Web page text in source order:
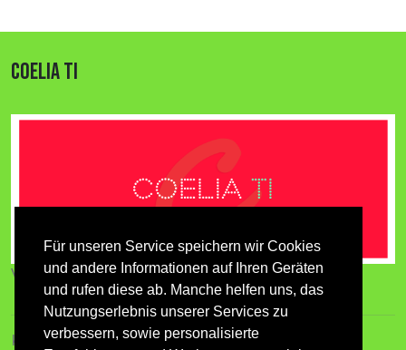
Für unseren Service speichern wir Cookies
und andere Informationen auf Ihren Geräten
und rufen diese ab. Manche helfen uns, das
Nutzungserlebnis unserer Services zu
verbessern, sowie personalisierte
COELIA TI
Verzeichnis für Tiere und Menschen
Kontakt